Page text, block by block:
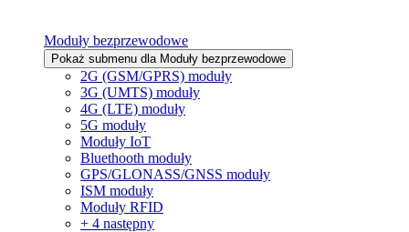
Moduły bezprzewodowe
Pokaż submenu dla Moduły bezprzewodowe
2G (GSM/GPRS) moduły
3G (UMTS) moduły
4G (LTE) moduły
5G moduły
Moduły IoT
Bluethooth moduły
GPS/GLONASS/GNSS moduły
ISM moduły
Moduły RFID
+ 4 następny